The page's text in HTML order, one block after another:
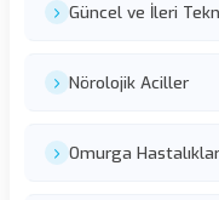
Güncel ve İleri
Nörolojik Aciller
Omurga